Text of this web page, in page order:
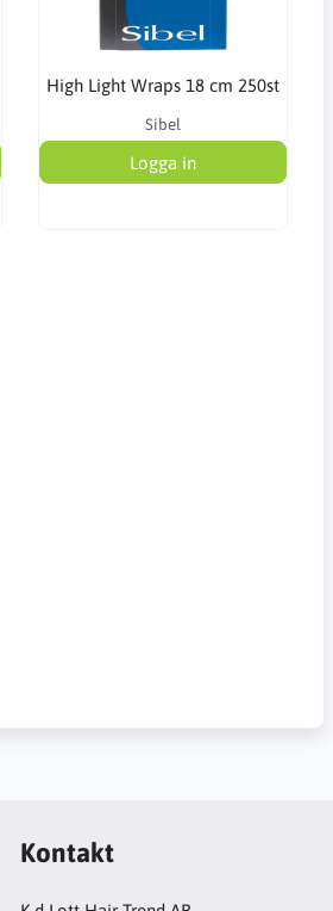
High Light Wraps 18 cm 250st
Sibel
Logga in
Kontakt